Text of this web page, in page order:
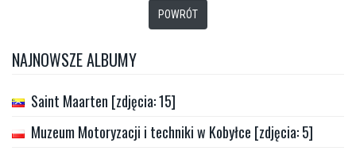
POWRÓT
NAJNOWSZE ALBUMY
Saint Maarten [zdjęcia: 15]
Muzeum Motoryzacji i techniki w Kobyłce [zdjęcia: 5]